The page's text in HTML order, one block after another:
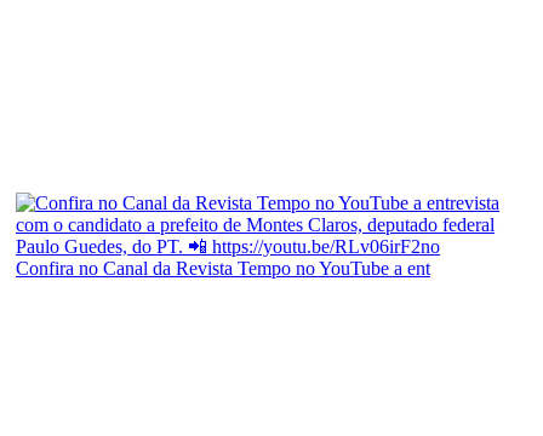
Confira no Canal da Revista Tempo no YouTube a ent